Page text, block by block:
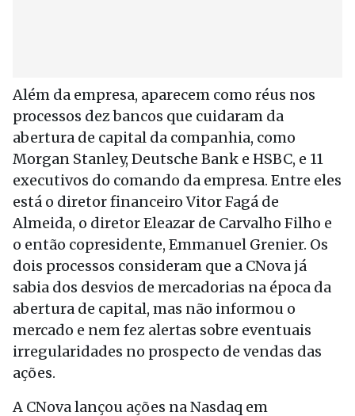
Além da empresa, aparecem como réus nos
processos dez bancos que cuidaram da
abertura de capital da companhia, como
Morgan Stanley, Deutsche Bank e HSBC, e 11
executivos do comando da empresa. Entre eles
está o diretor financeiro Vitor Fagá de
Almeida, o diretor Eleazar de Carvalho Filho e
o então copresidente, Emmanuel Grenier. Os
dois processos consideram que a CNova já
sabia dos desvios de mercadorias na época da
abertura de capital, mas não informou o
mercado e nem fez alertas sobre eventuais
irregularidades no prospecto de vendas das
ações.
A CNova lançou ações na Nasdaq em